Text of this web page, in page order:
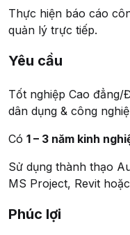
Thực hiện báo cáo
quản lý trực tiếp.
Yêu cầu
Tốt nghiệp Cao đẳng/
dân dụng & công
Có 1 – 3 năm kinh
Sử dụng thành thạo
MS Project, Revit
Phúc lợi